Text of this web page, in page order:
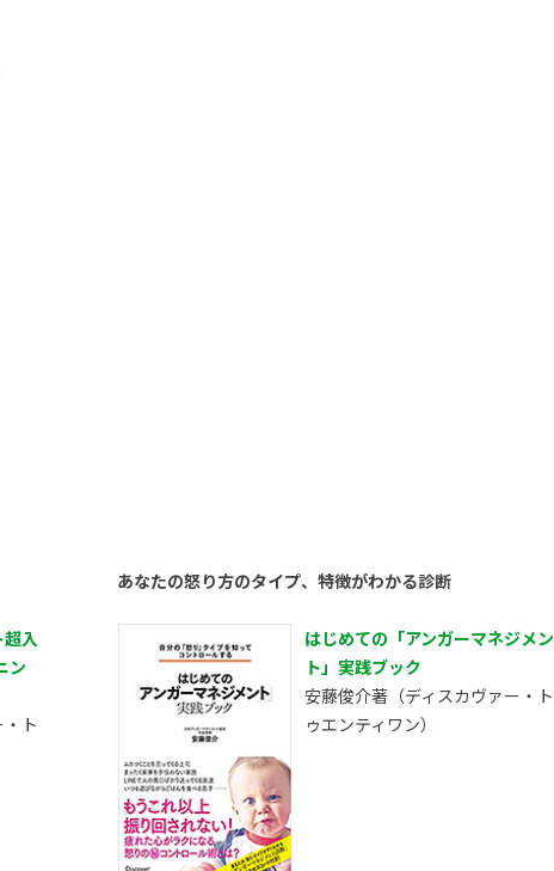
入
ン
ト
あなたの怒り方のタイプ、特徴がわかる診断
はじめての「アンガーマネジメン
ト」実践ブック
安藤俊介著（ディスカヴァー・ト
ゥエンティワン）